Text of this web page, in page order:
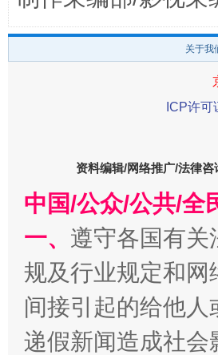
东山县通报“牛蛙产品抗生素超标
千年窑火 生生不息
关于我
ICP许
资料编辑/网络推广/法律咨
中国/公众/公共/全
一、 遵守各国有关
规及行业规定和
间接引起的给他
递假新闻造成社